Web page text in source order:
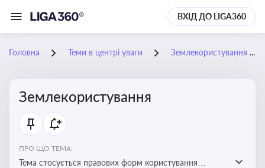
ВХІД ДО LIGA360
Головна Теми в центрі уваги Землекористування
Землекористування
ПРО ЩО ТЕМА:
Тема стосується правових форм користування